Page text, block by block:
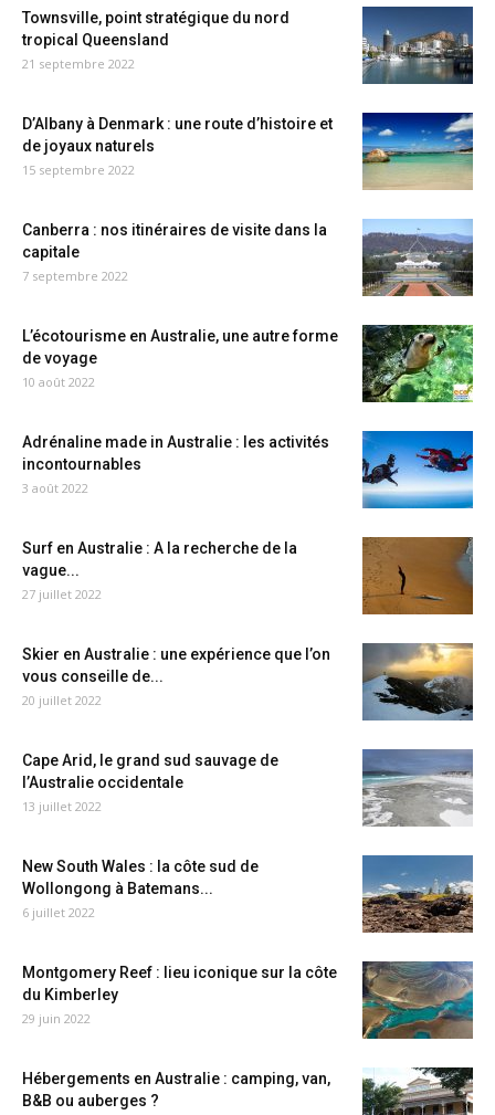
Townsville, point stratégique du nord
tropical Queensland
21 septembre 2022
D’Albany à Denmark : une route d’histoire et
de joyaux naturels
15 septembre 2022
Canberra : nos itinéraires de visite dans la
capitale
7 septembre 2022
L’écotourisme en Australie, une autre forme
de voyage
10 août 2022
Adrénaline made in Australie : les activités
incontournables
3 août 2022
Surf en Australie : A la recherche de la
vague...
27 juillet 2022
Skier en Australie : une expérience que l’on
vous conseille de...
20 juillet 2022
Cape Arid, le grand sud sauvage de
l’Australie occidentale
13 juillet 2022
New South Wales : la côte sud de
Wollongong à Batemans...
6 juillet 2022
Montgomery Reef : lieu iconique sur la côte
du Kimberley
29 juin 2022
Hébergements en Australie : camping, van,
B&B ou auberges ?